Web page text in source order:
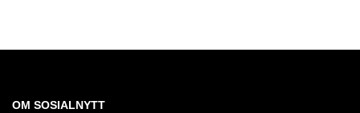
OM SOSIALNYTT